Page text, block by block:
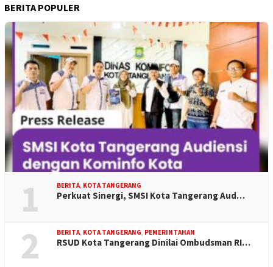
BERITA POPULER
1 BERITA KOTA TANGERANG
Perkuat Sinergi, SMSI Kota Tangerang Aud…
2 BERITA KOTA TANGERANG PEMERINTAHAN
RSUD Kota Tangerang Dinilai Ombudsman RI…